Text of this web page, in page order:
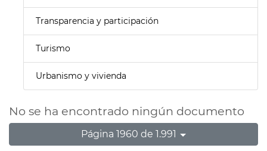
Transparencia y participación
Turismo
Urbanismo y vivienda
No se ha encontrado ningún documento
Página 1960 de 1.991